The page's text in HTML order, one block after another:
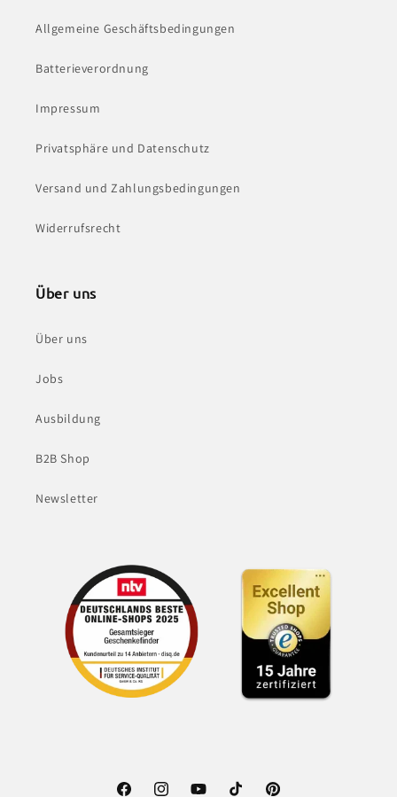
Allgemeine Geschäftsbedingungen
Batterieverordnung
Impressum
Privatsphäre und Datenschutz
Versand und Zahlungsbedingungen
Widerrufsrecht
Über uns
Über uns
Jobs
Ausbildung
B2B Shop
Newsletter